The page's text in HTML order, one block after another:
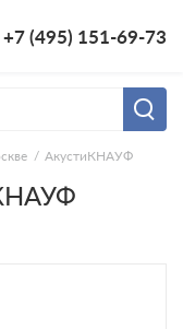
+7 (495) 151-69-73
АкустиКНАУФ